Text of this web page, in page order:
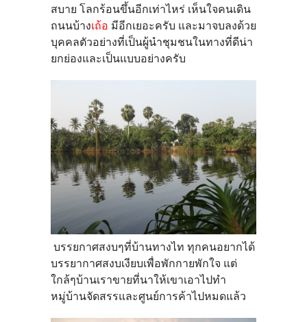
สบาย โลกร้อนขึ้นอีกเท่าไหร่ เห็นใจคนเดิน
ถนนบ้างเถ้อ มีอีกเยอะครับ และมาจบลงด้วย
บุคคลตัวอย่างที่เป็นผู้นำชุมชนในทางที่ดีน่า
ยกย่องและเป็นแบบอย่างครับ
บรรยกาศสงบๆที่บ้านทางไท ทุกคนอยากได้
บรรยากาศสงบเงียบเพื่อพักกายพักใจ แต่
ใกล้ๆบ้านเราขายที่นาให้เขาเอาไปทำ
หมู่บ้านจัดสรรและศูนย์การค้าไปหมดแล้ว